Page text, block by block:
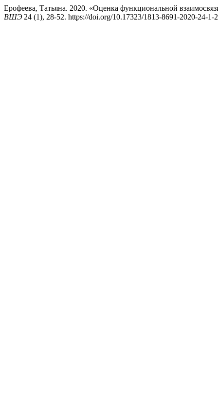
Ерофеева, Татьяна. 2020. «Оценка функциональной
ВШЭ 24 (1), 28-52. https://doi.org/10.17323/1813-8691-2020-24-1-